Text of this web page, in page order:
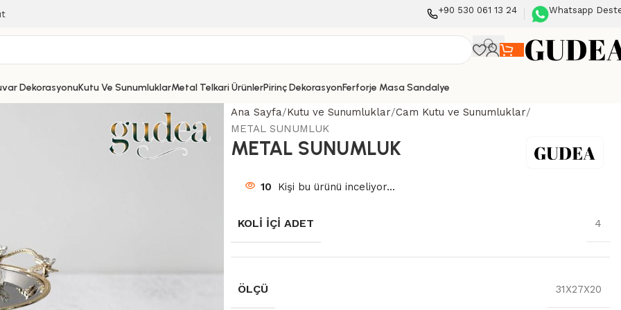
+90 530 061 13 24 Whatsapp
DekorasyonuKutu Ve SunumluklarMetal Telkari ÜrünlerPirinç DekorasyonFerforje Masa Sandalye
Ana Sayfa Kutu ve Sunumluklar Cam Kutu ve Sunumluklar
METAL SUNUMLUK
METAL SUNUMLUK
10 Kişi bu ürünü inceliyor...
KOLI İÇI ADET 4
ÖLÇÜ 31X27X20